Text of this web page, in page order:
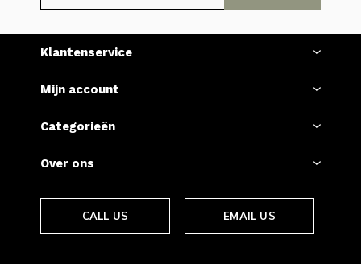
Klantenservice
Mijn account
Categorieën
Over ons
CALL US EMAIL US